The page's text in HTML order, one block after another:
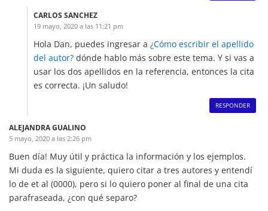
CARLOS SANCHEZ
19 mayo, 2020 a las 11:21 pm
Hola Dan, puedes ingresar a ¿Cómo escribir el apellido
del autor? dónde hablo más sobre este tema. Y si vas a
usar los dos apellidos en la referencia, entonces la cita
es correcta. ¡Un saludo!
RESPONDER
ALEJANDRA GUALINO
5 mayo, 2020 a las 2:26 pm
Buen día! Muy útil y práctica la información y los ejemplos.
Mi duda es la siguiente, quiero citar a tres autores y entendí
lo de et al (0000), pero si lo quiero poner al final de una cita
parafraseada, ¿con qué separo?